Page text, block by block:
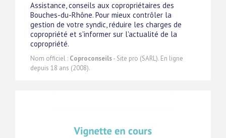
Assistance, conseils aux copropriétaires des
Bouches-du-Rhône. Pour mieux contrôler la
gestion de votre syndic, réduire les charges de
copropriété et s'informer sur l'actualité de la
copropriété.
Nom officiel : Coproconseils- Site pro (SARL). En ligne
depuis 18 ans (2008).